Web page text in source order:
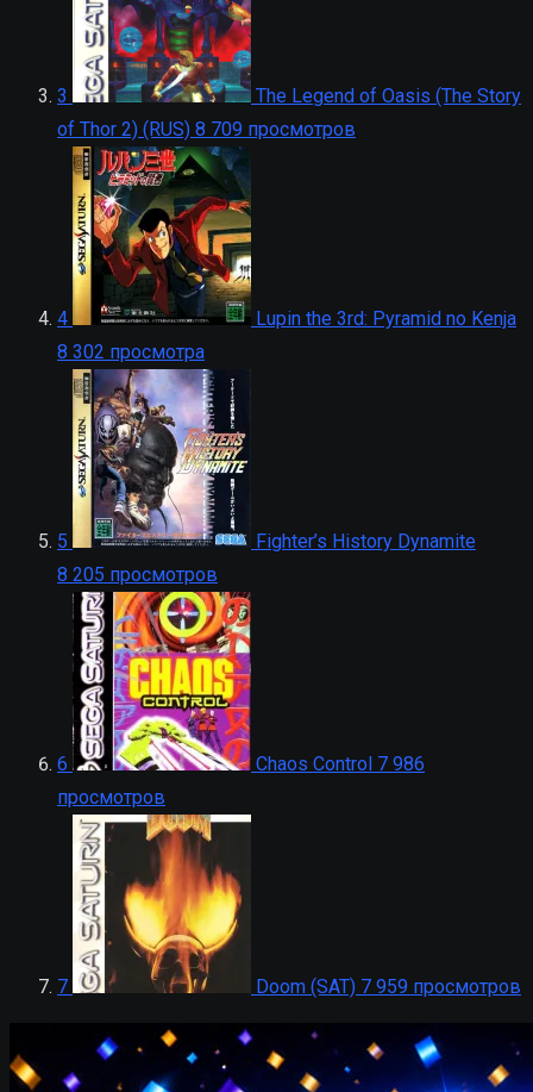
3
The Legend of Oasis (The Story
of Thor 2) (RUS) 8 709 просмотров
4
Lupin the 3rd: Pyramid no Kenja
8 302 просмотра
5
Fighter’s History Dynamite
8 205 просмотров
6 Chaos Control 7 986
просмотров
7 Doom (SAT) 7 959 просмотров